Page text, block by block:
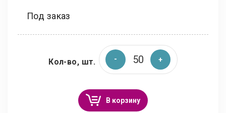
Под заказ
Кол-во, шт.
В корзину